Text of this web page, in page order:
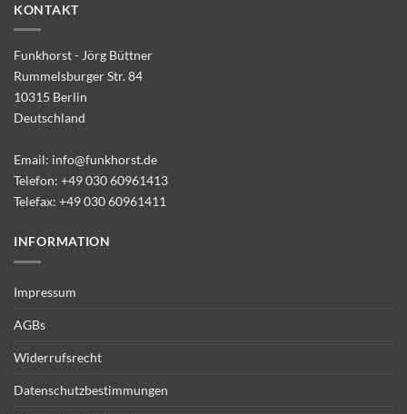
KONTAKT
Funkhorst - Jörg Büttner
Rummelsburger Str. 84
10315 Berlin
Deutschland
Email: info@funkhorst.de
Telefon: +49 030 60961413
Telefax: +49 030 60961411
INFORMATION
Impressum
AGBs
Widerrufsrecht
Datenschutzbestimmungen